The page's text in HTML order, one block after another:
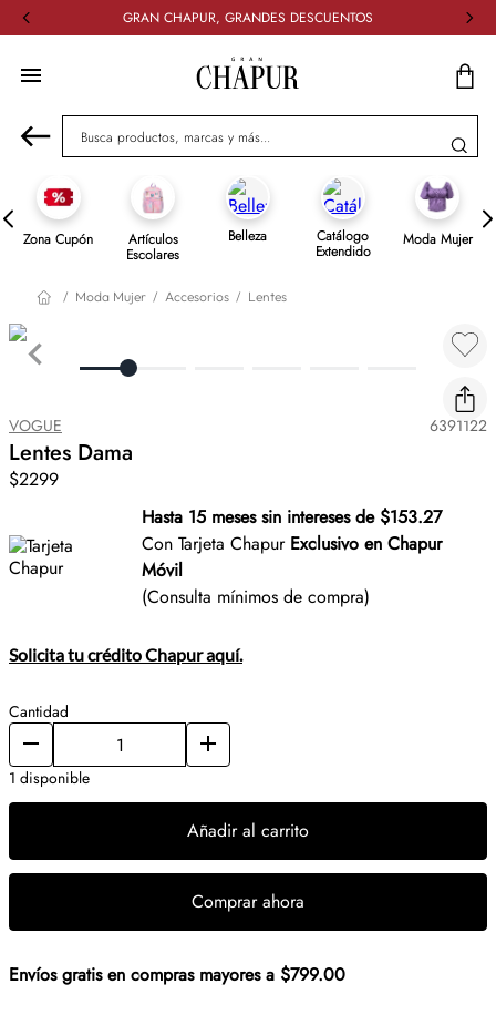
DESCUBRE NUESTRO CATALOGO EXTENDIDO
Busca productos, marcas y más...
Zona Cupón Artículos
Escolares
Belleza Catálogo
Extendido
Moda Mujer
Moda Mujer Accesorios Lentes
VOGUE 6391122
Lentes Dama
$2299
Hasta 15 meses sin intereses de $153.27
Con Tarjeta Chapur Exclusivo en Chapur
Móvil
(Consulta mínimos de compra)
Solicita tu crédito Chapur aquí.
Cantidad
1 disponible
Añadir al carrito
Comprar ahora
Envíos gratis en compras mayores a $799.00